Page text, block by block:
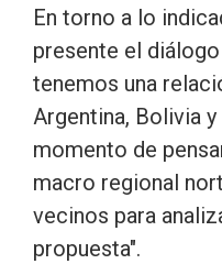
En torno a lo
presente el
tenemos una
Argentina, Bolivia
momento de
macro regional
vecinos para
propuesta".